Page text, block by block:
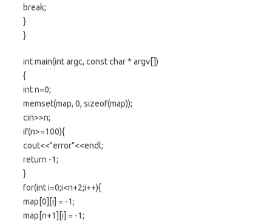
break;
}
}
int main(int argc, const char * argv[])
{
int n=0;
memset(map, 0, sizeof(map));
cin>>n;
if(n>=100){
cout<<"error"<<endl;
return -1;
}
for(int i=0;i<n+2;i++){
map[0][i] = -1;
map[n+1][i] = -1;